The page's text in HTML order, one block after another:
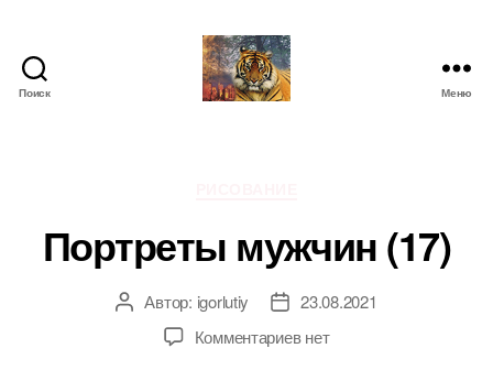
Поиск Меню
Портреты мужчин (17)
Автор
записи
Автор: igorlutiy
Дата23.08.2021
Комментариевк
нет